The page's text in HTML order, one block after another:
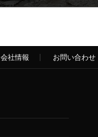
会社情報 お問い合わせ